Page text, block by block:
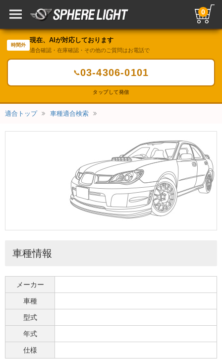
0
時間外
現在、AIが対応しております
適合確認・在庫確認・その他のご質問はお電話で
📞03-4306-0101
タップして発信
適合トップ 車種適合検索
車種情報
メーカー
車種
型式
年式
仕様